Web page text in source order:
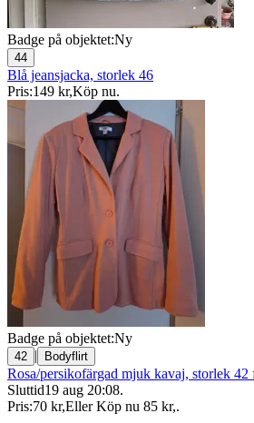
Badge på objektet:Ny
44
Blå jeansjacka, storlek 46
Pris:149 kr,Köp nu.
Badge på objektet:Ny
42 | Bodyflirt
Rosa/persikofärgad mjuk kavaj, storlek 42
Sluttid19 aug 20:08.
Pris:70 kr,Eller Köp nu 85 kr,.